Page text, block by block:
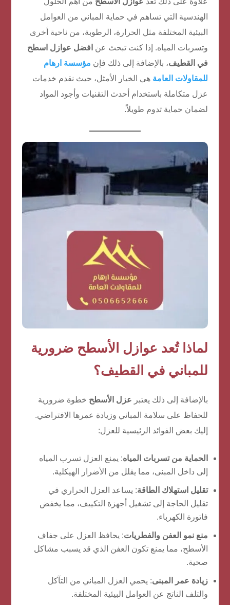
الهندسية التي تساهم في حماية المباني من العوامل
البيئية المختلفة مثل الحرارة، الرطوبة، من ناحية أخرى
وتسربات المياه. إذا كنت تبحث عن افضل عوازل اسطح
في القطيف، بالإضافة إلى ذلك فإن مؤسسة ارهام
للمقاولات العامة هي الخيار الأمثل، حيث نقدم خدمات
عزل متكاملة باستخدام أحدث التقنيات وأجود المواد
لضمان حماية تدوم طويلاً.
لماذا تُعد عوازل الأسطح ضرورية
للمباني في القطيف؟
بالإضافة إلى ذلك يعتبر عزل الأسطح خطوة ضرورية
للحفاظ على سلامة المباني وزيادة عمرها الافتراضي.
إليك بعض الفوائد الرئيسية للعزل:
الحماية من تسربات المياه: يمنع العزل تسرب المياه
إلى داخل المبنى، مما يقلل من الأضرار الهيكلية.
تقليل استهلاك الطاقة: يساعد العزل الحراري في
تقليل الحاجة إلى تشغيل أجهزة التكييف، مما يخفض
فاتورة الكهرباء.
منع نمو العفن والفطريات: يحافظ العزل على جفاف
الأسطح، مما يمنع تكون العفن الذي قد يسبب مشاكل
صحية.
زيادة عمر المبنى: يحمي العزل المباني من التآكل
والتلف الناتج عن العوامل البيئية المختلفة.